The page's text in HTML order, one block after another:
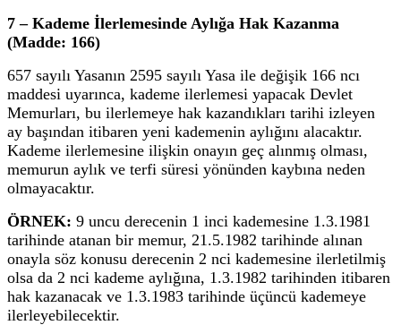
7 – Kademe İlerlemesinde Aylığa Hak Kazanma
(Madde: 166)
657 sayılı Yasanın 2595 sayılı Yasa ile değişik 166 ncı
maddesi uyarınca, kademe ilerlemesi yapacak Devlet
Memurları, bu ilerlemeye hak kazandıkları tarihi izleyen
ay başından itibaren yeni kademenin aylığını alacaktır.
Kademe ilerlemesine ilişkin onayın geç alınmış olması,
memurun aylık ve terfi süresi yönünden kaybına neden
olmayacaktır.
ÖRNEK: 9 uncu derecenin 1 inci kademesine 1.3.1981
tarihinde atanan bir memur, 21.5.1982 tarihinde alınan
onayla söz konusu derecenin 2 nci kademesine ilerletilmiş
olsa da 2 nci kademe aylığına, 1.3.1982 tarihinden itibaren
hak kazanacak ve 1.3.1983 tarihinde üçüncü kademeye
ilerleyebilecektir.